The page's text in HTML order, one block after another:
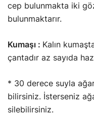
cep bulunmakta iki
bulunmaktarır.
Kumaşı : Kalın
çantadır az sayıda
* 30 derece suyla
bilirsiniz. İsterseniz
silebilirsiniz.